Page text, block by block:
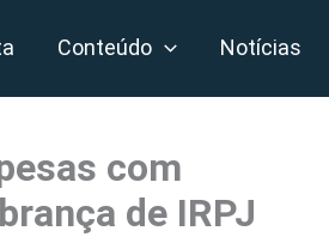
Conteúdo Notícias
com
de IRPJ